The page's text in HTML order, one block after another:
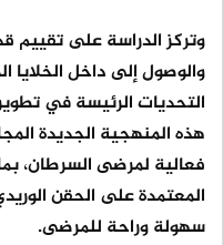
وتركز الدراسة على تقييم
والوصول إلى داخل
التحديات الرئيسة في
هذه المنهجية الجديدة
فعالية لمرضى السرطان،
المعتمدة على الحقن
سهولة وراحة للمرضى.